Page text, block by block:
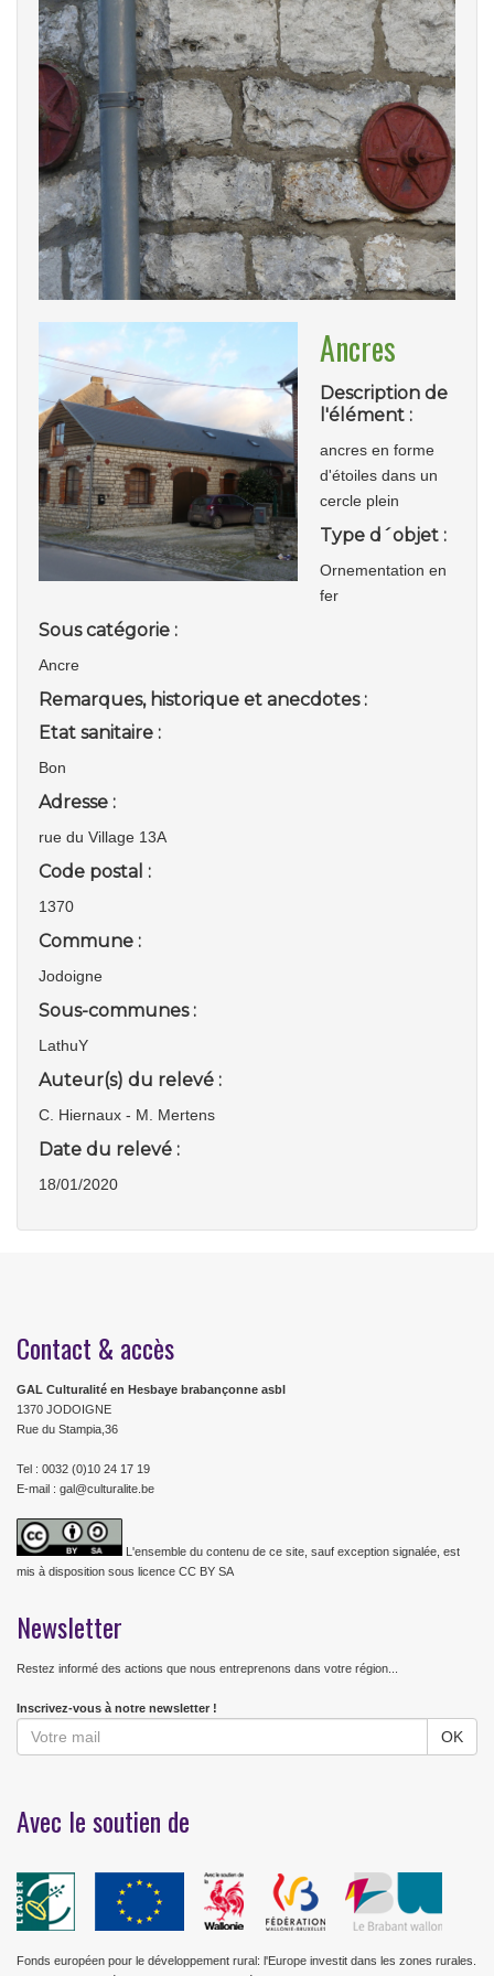
Ancres
Description de
l'élément :
ancres en forme
d'étoiles dans un
cercle plein
Type d´objet :
Ornementation en
fer
Sous catégorie :
Ancre
Remarques, historique et anecdotes :
Etat sanitaire :
Bon
Adresse :
rue du Village 13A
Code postal :
1370
Commune :
Jodoigne
Sous-communes :
LathuY
Auteur(s) du relevé :
C. Hiernaux - M. Mertens
Date du relevé :
18/01/2020
Contact & accès
GAL Culturalité en Hesbaye brabançonne asbl
1370 JODOIGNE
Rue du Stampia,36
Tel : 0032 (0)10 24 17 19
E-mail : gal@culturalite.be
L'ensemble du contenu de ce site, sauf exception signalée, est
mis à disposition sous licence CC BY SA
Newsletter
Restez informé des actions que nous entreprenons dans votre région...
Inscrivez-vous à notre newsletter !
Avec le soutien de
Fonds européen pour le développement rural: l'Europe investit dans les zones rurales.